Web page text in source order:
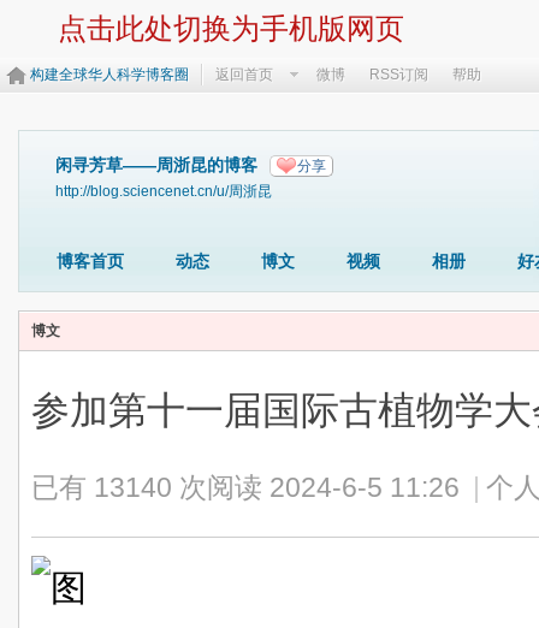
点击此处切换为手机版网页
构建全球华人科学博客圈 返回首页 微博 RSS订阅 帮助
闲寻芳草——周浙昆的博客 分享
http://blog.sciencenet.cn/u/周浙昆
博客首页 动态 博文 视频 相册 好
博文
参加第十一届国际古植物学
已有 13140 次阅读 2024-6-5 11:26 个